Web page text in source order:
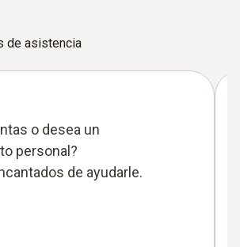
de asistencia
o desea un
personal?
de ayudarle.